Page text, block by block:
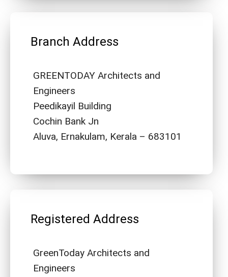
Branch Address
GREENTODAY Architects and
Engineers
Peedikayil Building
Cochin Bank Jn
Aluva, Ernakulam, Kerala – 683101
Registered Address
GreenToday Architects and
Engineers